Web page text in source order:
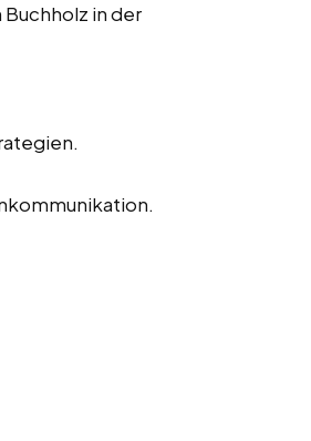
in der